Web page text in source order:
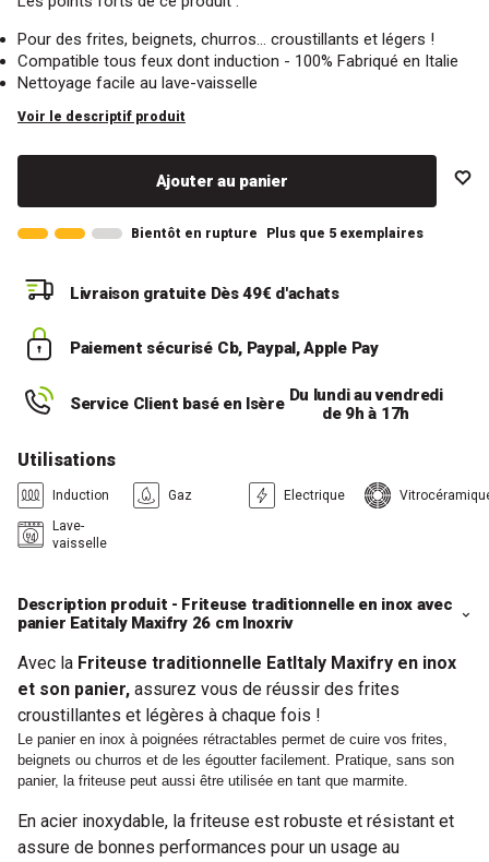
Pour des frites, beignets, churros... croustillants et légers !
Compatible tous feux dont induction - 100% Fabriqué en Italie
Nettoyage facile au lave-vaisselle
Voir le descriptif produit
Ajouter au panier
Bientôt en rupture Plus que 5 exemplaires
Livraison gratuite Dès 49€ d'achats
Paiement sécurisé Cb, Paypal, Apple Pay
Service Client basé en Isère Du lundi au vendredi
de 9h à 17h
Utilisations
Induction Gaz Electrique
Lave-
vaisselle
Description produit - Friteuse traditionnelle en inox avec
panier Eatitaly Maxifry 26 cm Inoxriv
Avec la Friteuse traditionnelle EatItaly Maxifry en inox
et son panier, assurez vous de réussir des frites
croustillantes et légères à chaque fois !
Le panier en inox à poignées rétractables permet de cuire vos frites,
beignets ou churros et de les égoutter facilement. Pratique, sans son
panier, la friteuse peut aussi être utilisée en tant que marmite.
En acier inoxydable, la friteuse est robuste et résistant et
assure de bonnes performances pour un usage au